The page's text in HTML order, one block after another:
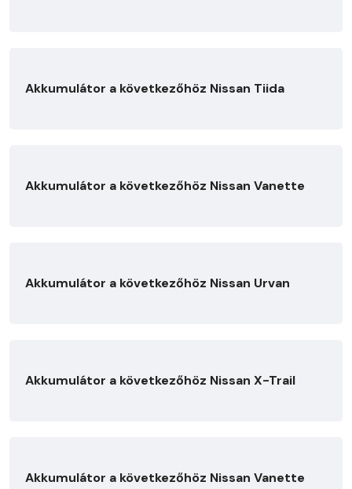
Akkumulátor a következőhöz Nissan Tiida
Akkumulátor a következőhöz Nissan Vanette
Akkumulátor a következőhöz Nissan Urvan
Akkumulátor a következőhöz Nissan X-Trail
Akkumulátor a következőhöz Nissan Vanette